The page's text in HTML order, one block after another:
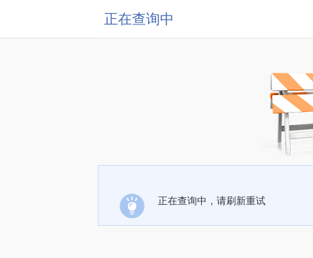
正在查询中
正在查询中，请刷新重试